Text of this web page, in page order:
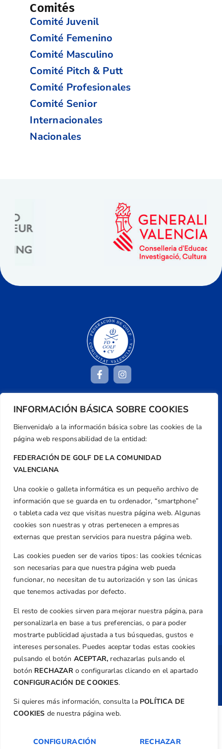
INFORMACIÓN BÁSICA SOBRE COOKIES
Bienvenida/o a la información básica sobre las cookies de la
página web responsabilidad de la entidad:
FEDERACIÓN DE GOLF DE LA COMUNIDAD
VALENCIANA
Una cookie o galleta informática es un pequeño archivo de
información que se guarda en tu ordenador, “smartphone”
o tableta cada vez que visitas nuestra página web. Algunas
cookies son nuestras y otras pertenecen a empresas
externas que prestan servicios para nuestra página web.
Las cookies pueden ser de varios tipos: las cookies técnicas
son necesarias para que nuestra página web pueda
funcionar, no necesitan de tu autorización y son las únicas
que tenemos activadas por defecto.
El resto de cookies sirven para mejorar nuestra página, para
personalizarla en base a tus preferencias, o para poder
mostrarte publicidad ajustada a tus búsquedas, gustos e
intereses personales. Puedes aceptar todas estas cookies
pulsando el botón ACEPTAR, rechazarlas pulsando el
botón RECHAZARo configurarlas clicando en el apartado
CONFIGURACIÓN DE COOKIES.
Si quieres más información, consulta la POLÍTICA DE
COOKIES de nuestra página web.
CONFIGURACIÓN RECHAZAR
Comités
Comité Juvenil
Comité Femenino
Comité Masculino
Comité Pitch & Putt
Comité Profesionales
Comité Senior
Internacionales
Nacionales
Dirección
Centre de L´Esport, Carrer d'Isaac Peral i
Caballero, Nº 5, Despachos 2 y 3, 46980,
Teléfono
Email
federacion@golfcv.com
Aviso Legal
Política de Privacidad
Transparencia
Normativa
Federación
Copyright ©Federación de Golf de la
Comunitat Valenciana| Diseño:TecnoQuatre